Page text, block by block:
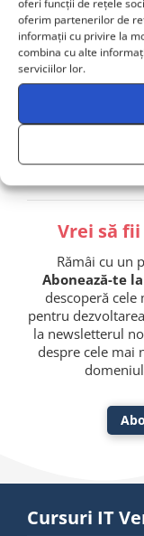
oferim partenerilor de
informații cu privire la
combina cu alte
serviciilor lor.
Echipă de 2+
Vrei să
Rămâi cu un
Abonează-te
descoperă
pentru
la newsletterul
despre cele mai
Cursuri IT